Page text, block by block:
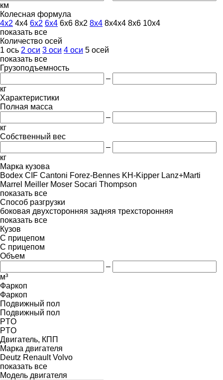
км
Колесная формула
4x2 4x4 6x2 6x4 6x6 8x2 8x4 8x4x4 8x6 10x4
показать все
Количество осей
1 ось 2 оси 3 оси 4 оси 5 осей
показать все
Грузоподъемность
–
кг
Характеристики
Полная масса
–
кг
Собственный вес
–
кг
Марка кузова
Bodex CIF Cantoni Forez-Bennes KH-Kipper Lanz+Marti
Marrel Meiller Moser Socari Thompson
показать все
Способ разгрузки
боковая двухсторонняя задняя трехсторонняя
показать все
Кузов
С прицепом
С прицепом
Объем
–
м³
Фаркоп
Фаркоп
Подвижный пол
Подвижный пол
PTO
PTO
Двигатель, КПП
Марка двигателя
Deutz Renault Volvo
показать все
Модель двигателя